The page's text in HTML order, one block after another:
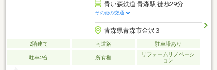
青い森鉄道 青森駅 徒歩29分
その他の交通
青森県青森市金沢３
2階建て 南道路 駐車場あり
駐車2台 所有権
リフォームリノベーシ
ョン